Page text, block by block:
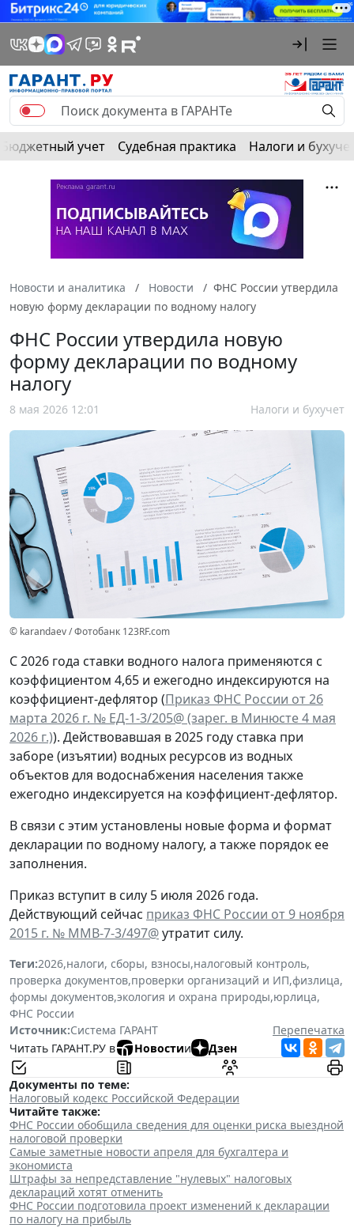
Бюджетный учет Судебная практика Налоги и
Новости и аналитика Новости
ФНС России утвердила
новую форму декларации по водному налогу
ФНС России утвердила новую
форму декларации по водному
налогу
8 мая 2026 12:01 Налоги и бухучет
© karandaev / Фотобанк 123RF.com
С 2026 года ставки водного налога применяются с
коэффициентом 4,65 и ежегодно индексируются на
коэффициент-дефлятор (Приказ ФНС России от 26
марта 2026 г. № ЕД-1-3/205@ (зарег. в Минюсте 4 мая
2026 г.)). Действовавшая в 2025 году ставка при
заборе (изъятии) водных ресурсов из водных
объектов для водоснабжения населения также
ежегодно индексируется на коэффициент-дефлятор.
В связи с этим установлены новые форма и формат
декларации по водному налогу, а также порядок ее
заполнения.
Приказ вступит в силу 5 июля 2026 года.
Действующий сейчас приказ ФНС России от 9 ноября
2015 г. № ММВ-7-3/497@утратит силу.
Теги:2026,налоги, сборы, взносы,налоговый контроль,
проверка документов,проверки организаций и ИП,физлица,
формы документов,экология и охрана природы,юрлица,
ФНС России
Источник:Система ГАРАНТ
Перепечатка
Читать ГАРАНТ.РУ в
Новостии Дзен
Документы по теме:
Налоговый кодекс Российской Федерации
Читайте также:
ФНС России обобщила сведения для оценки риска выездной
налоговой проверки
Самые заметные новости апреля для бухгалтера и
экономиста
Штрафы за непредставление "нулевых" налоговых
деклараций хотят отменить
ФНС России подготовила проект изменений к декларации
по налогу на прибыль